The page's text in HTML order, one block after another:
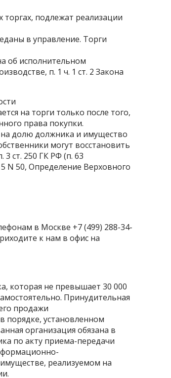
подлежат реализации
в управление. Торги
об исполнительном
п. 1 ч. 1 ст. 2 Закона
на торги только после того,
права покупки.
долю должника и имущество
могут восстановить
ст. 250 ГК РФ (п. 63
N 50, Определение Верховного
в Москве +7 (499) 288-34-
к нам в офис на
которая не превышает 30 000
Принудительная
продажи
порядке, установленном
организация обязана в
по акту приема-передачи
реализуемом на